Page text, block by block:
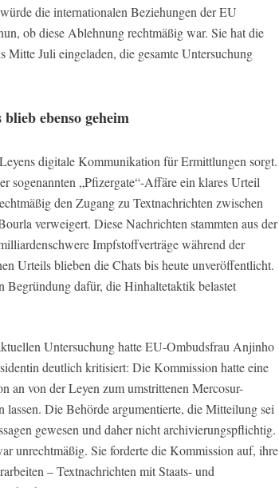
die internationalen Beziehungen der EU
ob diese Ablehnung rechtmäßig war. Sie hat die
Juli eingeladen, die gesamte Untersuchung
ebenso geheim
digitale Kommunikation für Ermittlungen sorgt.
sogenannten „Pfizergate“-Affäre ein klares Urteil
den Zugang zu Textnachrichten zwischen
verweigert. Diese Nachrichten stammten aus der
Impfstoffverträge während der
Urteils blieben die Chats bis heute unveröffentlicht.
Begründung dafür, die Hinhaltetaktik belastet
Untersuchung hatte EU-Ombudsfrau Anjinho
deutlich kritisiert: Die Kommission hatte eine
an von der Leyen zum umstrittenen Mercosur-
lassen. Die Behörde argumentierte, die Mitteilung sei
gewesen und daher nicht archivierungspflichtig.
unrechtmäßig. Sie forderte die Kommission auf, ihre
– Textnachrichten mit Staats- und